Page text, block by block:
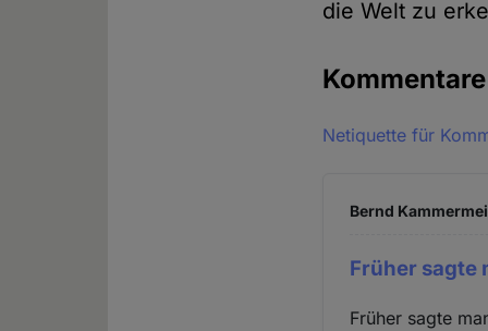
die Welt zu
Kommentare
Netiquette für
Bernd
Früher sagte
Früher sagte